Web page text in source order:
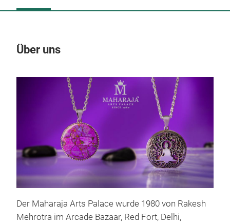
Über uns
Der Maharaja Arts Palace wurde 1980 von Rakesh
Mehrotra im Arcade Bazaar, Red Fort, Delhi,